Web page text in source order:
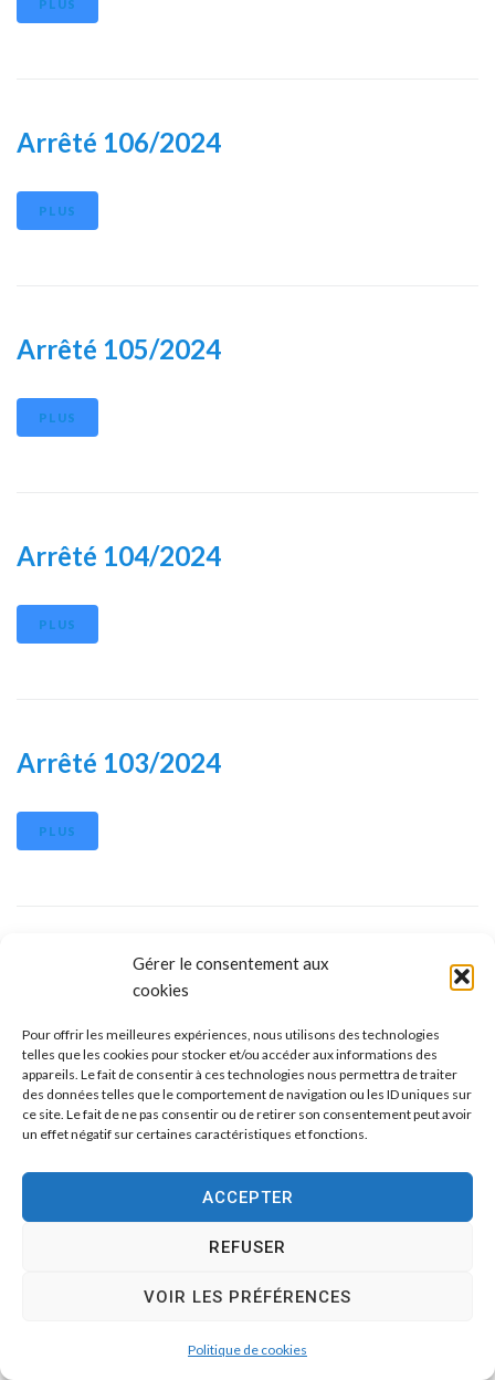
Gérer le consentement aux
cookies
Pour offrir les meilleures expériences, nous utilisons des technologies
telles que les cookies pour stocker et/ou accéder aux informations des
appareils. Le fait de consentir à ces technologies nous permettra de traiter
des données telles que le comportement de navigation ou les ID uniques sur
ce site. Le fait de ne pas consentir ou de retirer son consentement peut avoir
un effet négatif sur certaines caractéristiques et fonctions.
ACCEPTER
REFUSER
VOIR LES PRÉFÉRENCES
Politique de cookies
PLUS
Arrêté 106/2024
PLUS
Arrêté 105/2024
PLUS
Arrêté 104/2024
PLUS
Arrêté 103/2024
PLUS
Arrêté 102/2024
PLUS
Arrêté 101/2024